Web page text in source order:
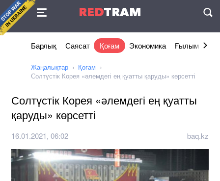
REDTRAM
Келісімі
Барлық Саясат Қоғам Экономика Ғылым және
Жаңалықтар
Қоғам
Солтүстік Корея «әлемдегі ең қуатты қаруды» көрсетті
Солтүстік Корея «әлемдегі ең қуатты
қаруды» көрсетті
16.01.2021, 06:02 baq.kz